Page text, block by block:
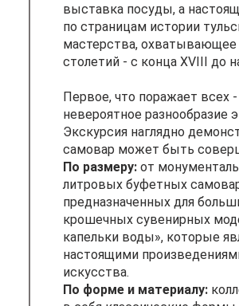
выставка посуды, а
по страницам истории
мастерства, охватывающее
столетий - с конца XVIII до
Первое, что поражает всех -
невероятное разнообразие
Экскурсия наглядно
самовар может быть
По размеру: от
литровых буфетных
предназначенных для
крошечных сувенирных
капельки воды», которые
настоящими
искусства.
По форме и материалу: